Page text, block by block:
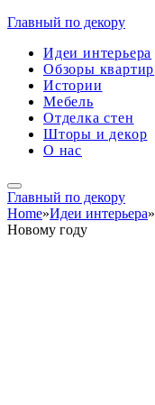
Главный по декору
Идеи интерьера
Обзоры квартир
Истории
Мебель
Отделка стен
Шторы и декор
О нас
Главный по декору
Home»Идеи интерьера»
Новому году